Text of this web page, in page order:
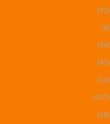
(91)
(8)
(64)
(47)
(14)
(107)
(16)